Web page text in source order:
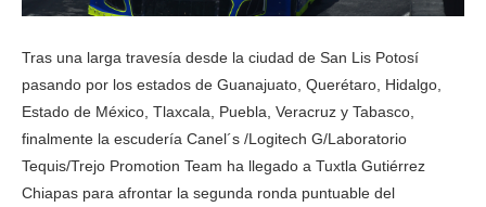
Tras una larga travesía desde la ciudad de San Lis Potosí
pasando por los estados de Guanajuato, Querétaro, Hidalgo,
Estado de México, Tlaxcala, Puebla, Veracruz y Tabasco,
finalmente la escudería Canel´s /Logitech G/Laboratorio
Tequis/Trejo Promotion Team ha llegado a Tuxtla Gutiérrez
Chiapas para afrontar la segunda ronda puntuable del